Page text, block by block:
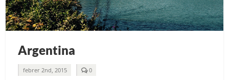
Argentina
febrer 2nd, 2015 0comments